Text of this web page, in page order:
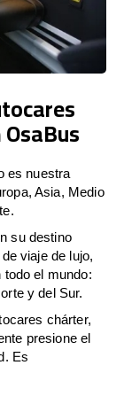
es nuestra
Asia, Medio
su destino
viaje de lujo,
el mundo:
y del Sur.
chárter,
presione el
Es